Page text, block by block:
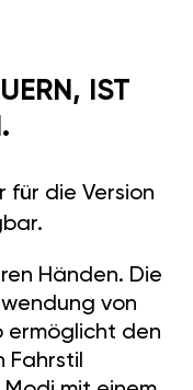
IST
für die Version
Händen. Die
von
ermöglicht den
Fahrstil